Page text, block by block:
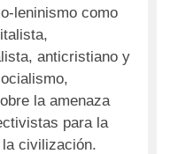
leninismo como
anticristiano y
la amenaza
para la
civilización.